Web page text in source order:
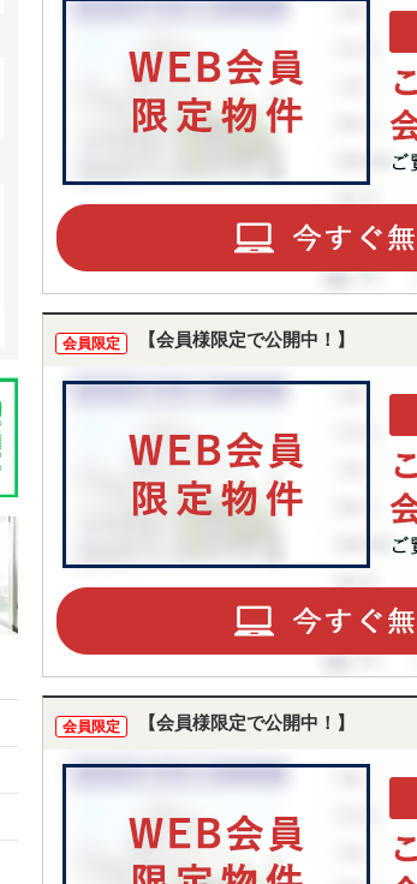
会員限定 【会員様限定で公開中！】
会員限定 【会員様限定で公開中！】